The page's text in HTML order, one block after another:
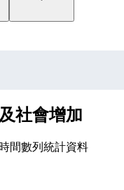
社會增加
間數列統計資料